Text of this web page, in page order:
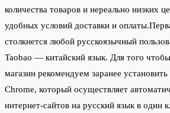
количества товаров и нереально низких
удобных условий доставки и
столкнется любой русскоязычный
Taobao — китайский язык. Для того
магазин рекомендуем заранее
Chrome, который осуществляет
интернет-сайтов на русский язык в один